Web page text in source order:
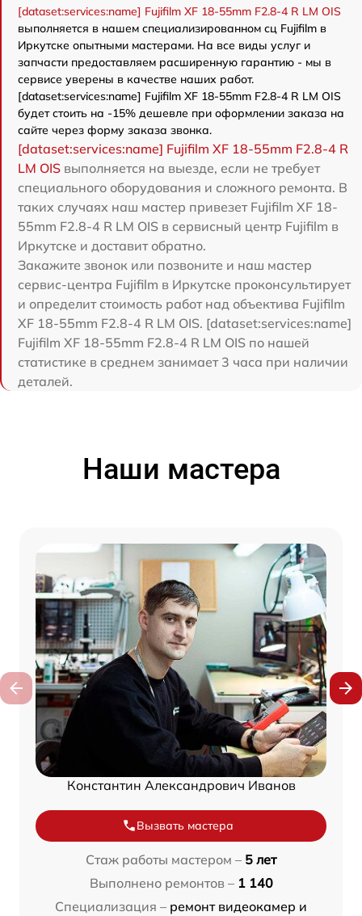
[dataset:services:name] Fujifilm XF 18-55mm F2.8-4 R LM OIS
выполняется в нашем специализированном сц Fujifilm в
Иркутске опытными мастерами. На все виды услуг и
запчасти предоставляем расширенную гарантию - мы в
сервисе уверены в качестве наших работ.
[dataset:services:name] Fujifilm XF 18-55mm F2.8-4 R LM OIS
будет стоить на -15% дешевле при оформлении заказа на
сайте через форму заказа звонка.
[dataset:services:name] Fujifilm XF 18-55mm F2.8-4 R
LM OIS выполняется на выезде, если не требует
специального оборудования и сложного ремонта. В
таких случаях наш мастер привезет Fujifilm XF 18-
55mm F2.8-4 R LM OIS в сервисный центр Fujifilm в
Иркутске и доставит обратно.
Закажите звонок или позвоните и наш мастер
сервис-центра Fujifilm в Иркутске проконсультирует
и определит стоимость работ над объектива Fujifilm
XF 18-55mm F2.8-4 R LM OIS. [dataset:services:name]
Fujifilm XF 18-55mm F2.8-4 R LM OIS по нашей
статистике в среднем занимает 3 часа при наличии
деталей.
Наши мастера
Константин Александрович Иванов
Вызвать мастера
Стаж работы мастером – 5 лет
Выполнено ремонтов – 1 140
Специализация – ремонт видеокамер и